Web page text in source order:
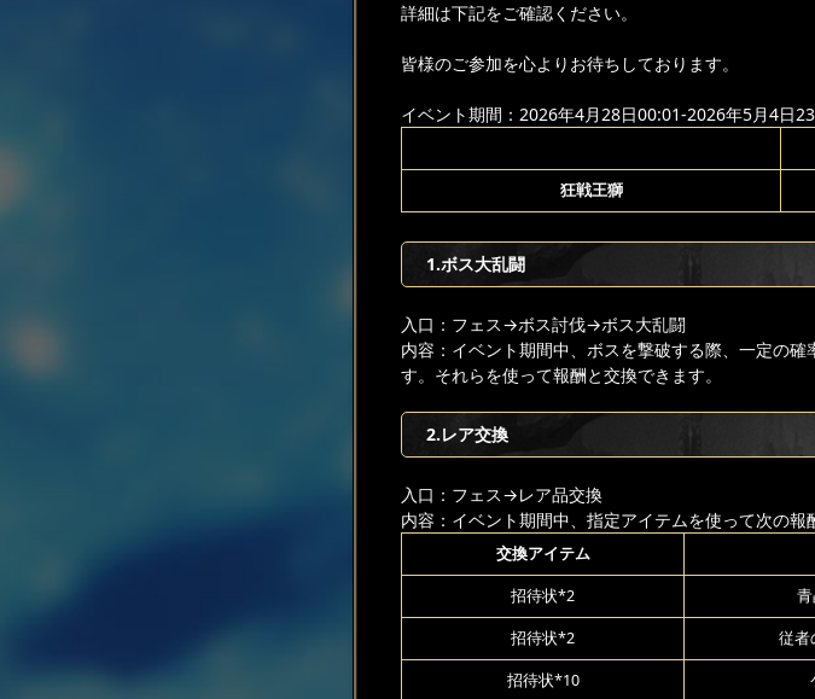
詳細は下記をご確認ください。
皆様のご参加を心よりお待ちしております。
イベント期間：2026年4月28日00:01-2026年5月4日
狂戦王獅
1.ボス大乱闘
入口：フェス→ボス討伐→ボス大乱闘
内容：イベント期間中、ボスを撃破する際、一定の
す。それらを使って報酬と交換できます。
2.レア交換
入口：フェス→レア品交換
内容：イベント期間中、指定アイテムを使って次の報
交換アイテム
招待状*2
招待状*2 従者
招待状*10